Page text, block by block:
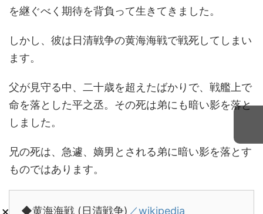
を継ぐべく期待を背負って生きてきました。
しかし、彼は日清戦争の黄海海戦で戦死してしまい
ます。
父が見守る中、二十歳を超えたばかりで、戦艦上で
命を落とした平之丞。その死は弟にも暗い影を落と
しました。
兄の死は、急遽、嫡男とされる弟に暗い影を落とす
ものではあります。
◆黄海海戦 (日清戦争) ／wikipedia